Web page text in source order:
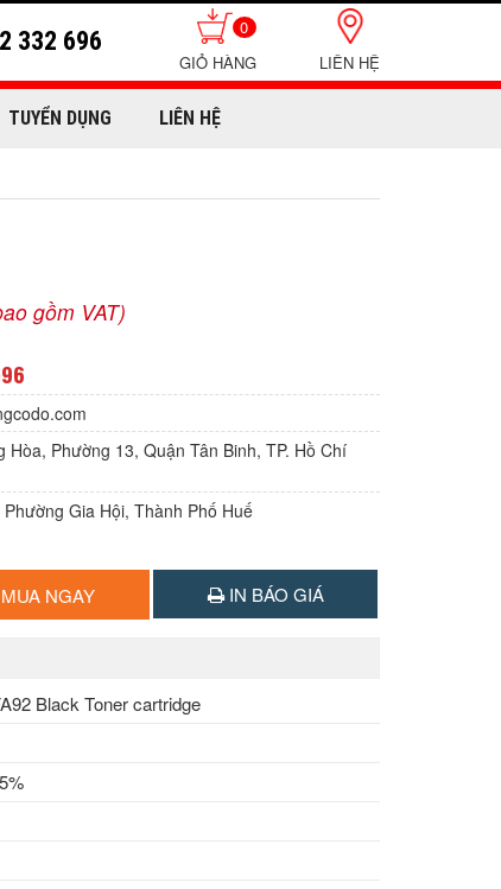
0
332 696
LIÊN HỆ
TUYỂN DỤNG LIÊN HỆ
gồm VAT)
Hòa, Phường 13, Quận Tân Binh, TP. Hồ Chí
Gia Hội, Thành Phố Huế
NGAY IN BÁO GIÁ
Black Toner cartridge